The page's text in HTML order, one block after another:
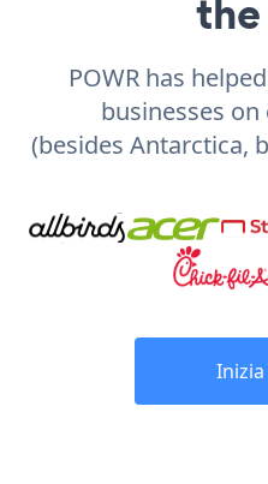
POWR has
businesses
(besides Antarctica,